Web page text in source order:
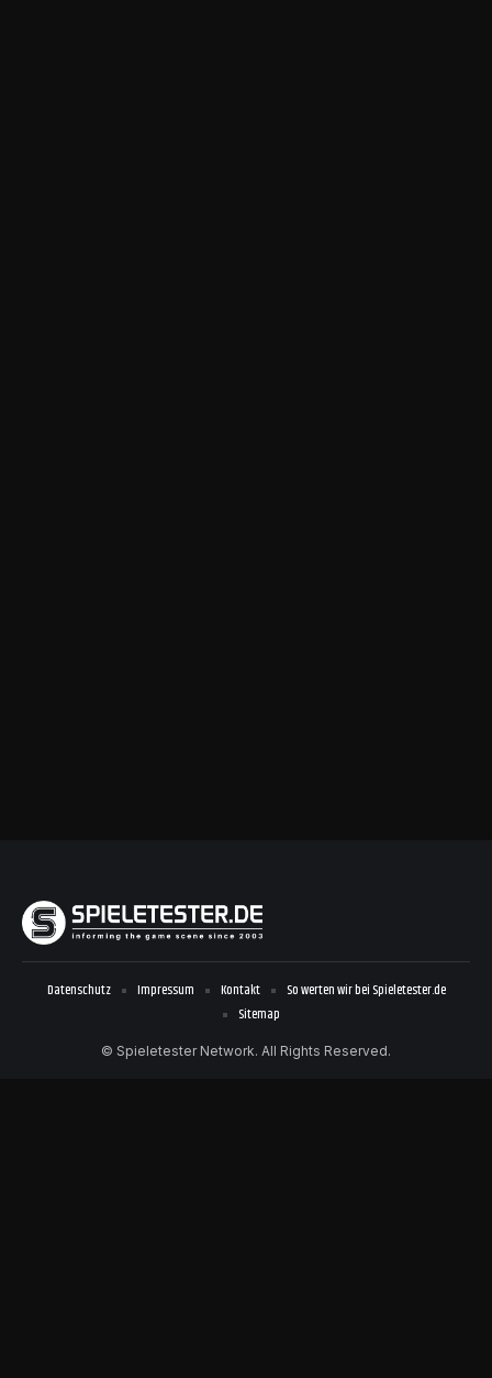
© Spieletester Network. All Rights Reserved.
Datenschutz Impressum Kontakt
So werten wir bei Spieletester.de
Sitemap